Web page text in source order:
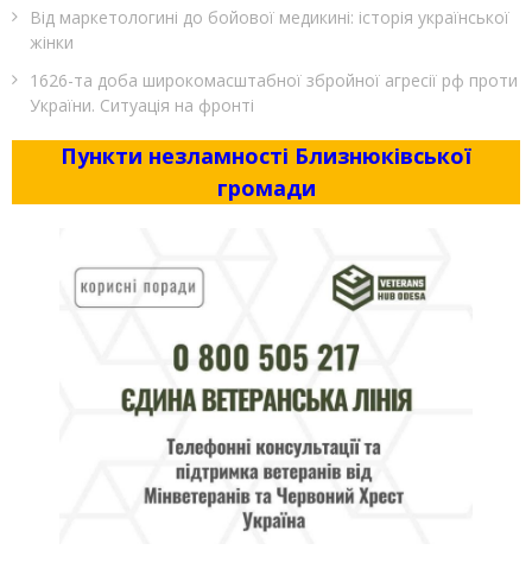
Від маркетологині до бойової медикині: історія української
жінки
1626-та доба широкомасштабної збройної агресії рф проти
України. Ситуація на фронті
Пункти незламності Близнюківської
громади